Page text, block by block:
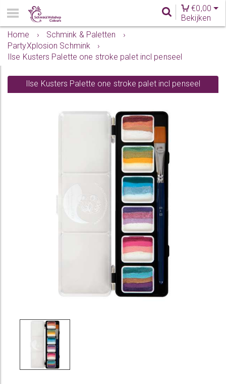
€0,00
Bekijken
Home
› Schmink & Paletten
›
PartyXplosion Schmink
›
Ilse Kusters Palette one stroke palet incl penseel
Ilse Kusters Palette one stroke palet incl penseel